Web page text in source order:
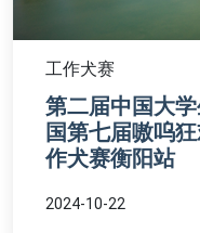
工作犬赛
第二届中国大
国第七届嗷呜
作犬赛衡阳站
2024-10-22